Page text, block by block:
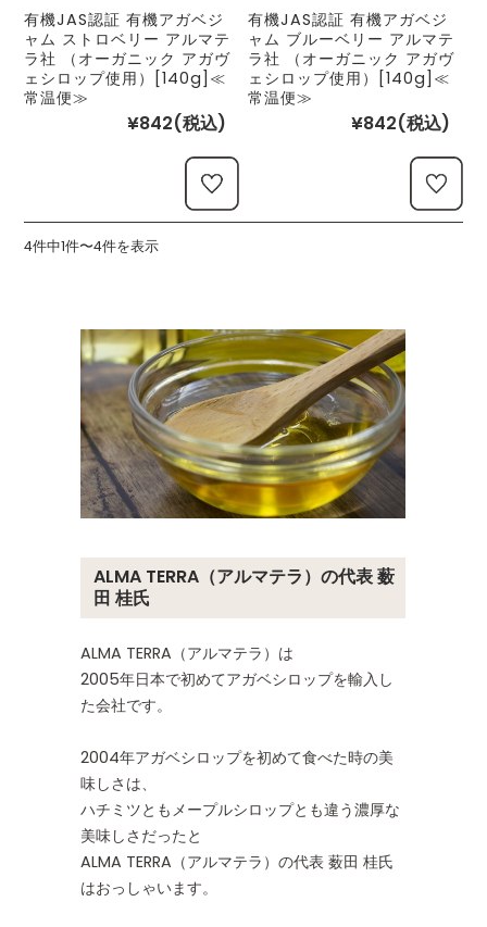
有機JAS認証 有機アガベジ
ャム ストロベリー アルマテ
ラ社 （オーガニック アガヴ
ェシロップ使用）[140g]≪
常温便≫
¥842(税込)
有機JAS認証 有機アガベジ
ャム ブルーベリー アルマテ
ラ社 （オーガニック アガヴ
ェシロップ使用）[140g]≪
常温便≫
¥842(税込)
4件中1件〜4件を表示
ALMA TERRA（アルマテラ）の代表 薮
田 桂氏
ALMA TERRA（アルマテラ）は
2005年日本で初めてアガベシロップを輸入し
た会社です。
2004年アガベシロップを初めて食べた時の美
味しさは、
ハチミツともメープルシロップとも違う濃厚な
美味しさだったと
ALMA TERRA（アルマテラ）の代表 薮田 桂氏
はおっしゃいます。